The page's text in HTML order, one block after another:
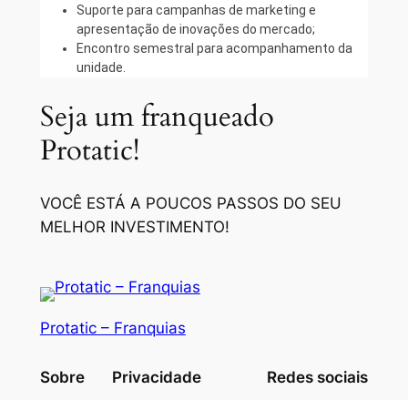
Suporte para campanhas de marketing e
apresentação de inovações do mercado;
Encontro semestral para acompanhamento da
unidade.
Seja um franqueado
Protatic!
VOCÊ ESTÁ A POUCOS PASSOS DO SEU
MELHOR INVESTIMENTO!
Protatic – Franquias
Sobre Privacidade Redes sociais